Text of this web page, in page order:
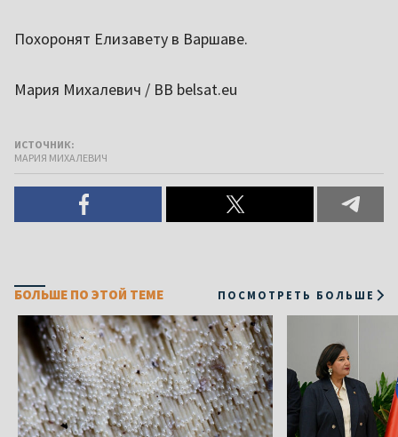
Похоронят Елизавету в Варшаве.
Мария Михалевич / ВВ belsat.eu
ИСТОЧНИК:
МАРИЯ МИХАЛЕВИЧ
БОЛЬШЕ ПО ЭТОЙ ТЕМЕ ПОСМОТРЕТЬ БОЛЬШЕ